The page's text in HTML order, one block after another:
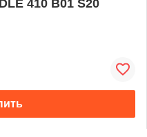
410 B01 S20